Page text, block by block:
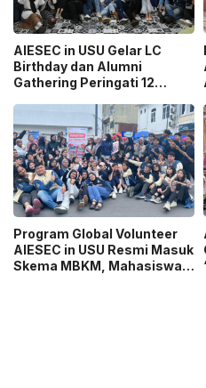
AIESEC in USU Gelar LC
Birthday dan Alumni
Gathering Peringati 12
Program Global Volunteer
AIESEC in USU Resmi Masuk
Skema MBKM, Mahasiswa